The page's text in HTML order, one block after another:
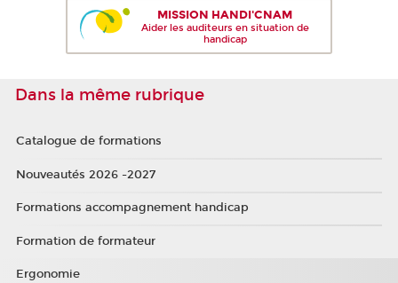
MISSION HANDI'CNAM
Aider les auditeurs en situation de
handicap
Dans la même rubrique
Catalogue de formations
Nouveautés 2026 -2027
Formations accompagnement handicap
Formation de formateur
Ergonomie